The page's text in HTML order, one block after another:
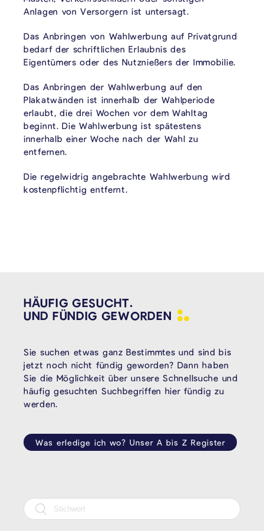
Anlagen von Versorgern ist untersagt.
Das Anbringen von Wahlwerbung auf Privatgrund
bedarf der schriftlichen Erlaubnis des
Eigentümers oder des Nutznießers der Immobilie.
Das Anbringen der Wahlwerbung auf den
Plakatwänden ist innerhalb der Wahlperiode
erlaubt, die drei Wochen vor dem Wahltag
beginnt. Die Wahlwerbung ist spätestens
innerhalb einer Woche nach der Wahl zu
entfernen.
Die regelwidrig angebrachte Wahlwerbung wird
kostenpflichtig entfernt.
HÄUFIG GESUCHT.
UND FÜNDIG GEWORDEN
Sie suchen etwas ganz Bestimmtes und sind bis
jetzt noch nicht fündig geworden? Dann haben
Sie die Möglichkeit über unsere Schnellsuche und
häufig gesuchten Suchbegriffen hier fündig zu
werden.
Was erledige ich wo? Unser A bis Z Register